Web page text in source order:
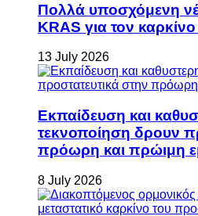
Πολλά υποσχόμενη
KRAS για τον
13 July 2026
Εκπαίδευση και
τεκνοποίηση δρουν
πρόωρη και πρώιμη
8 July 2026